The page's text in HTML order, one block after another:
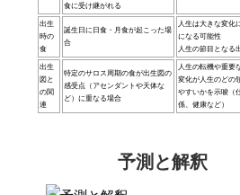
食に受け継がれる
出生
時の
食
誕生日に日食・月食が起こった場
合
人生は大きな変化
になる可能性
人生の節目となる
出生
図と
の関
連
特定のサロス周期の食が出生図の
感受点（アセンダントや天体な
ど）に重なる場合
人生の転機や重要
変化が人生のどの
やすいかを示唆（
係、健康など）
予測と解釈